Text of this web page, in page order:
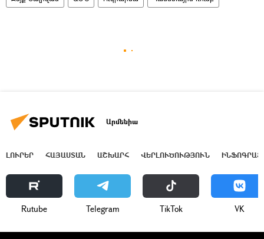
Արմենիա
ԼՈՒՐԵՐ ՀԱՅԱՍՏԱՆ ԱՇԽԱՐՀ ՎԵՐԼՈՒԾՈՒԹՅՈՒՆ
Rutube Telegram ТikТоk VK